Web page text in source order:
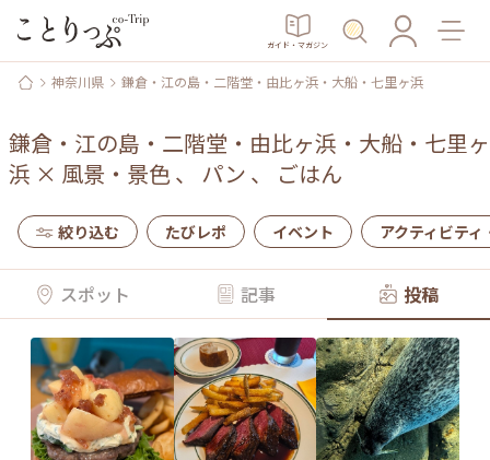
ガイド・マガジン
神奈川県 鎌倉・江の島・二階堂・由比ヶ浜・大船・七里ヶ浜
鎌倉・江の島・二階堂・由比ヶ浜・大船・七里ヶ
浜 × 風景・景色、 パン 、 ごはん
絞り込む たびレポ イベント アクティビティ
スポット 記事 投稿